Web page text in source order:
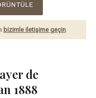
bizimle iletişime geçin.
de
1888